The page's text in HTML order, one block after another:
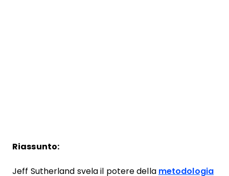
Riassunto:
Jeff Sutherland svela il potere della metodologia